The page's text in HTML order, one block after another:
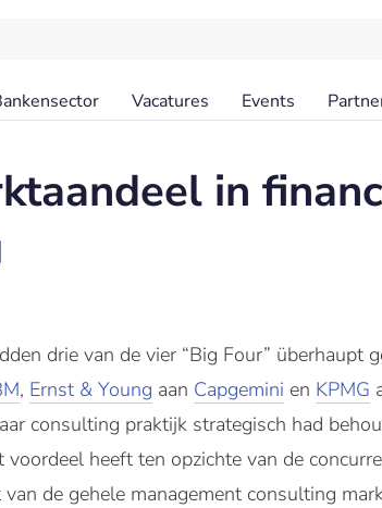
Vacatures Events
in
drie van de vier “Big Four” überhaupt
, Ernst & Young aan Capgemini en KPMG
consulting praktijk strategisch had
heeft ten opzichte van de
de gehele management consulting